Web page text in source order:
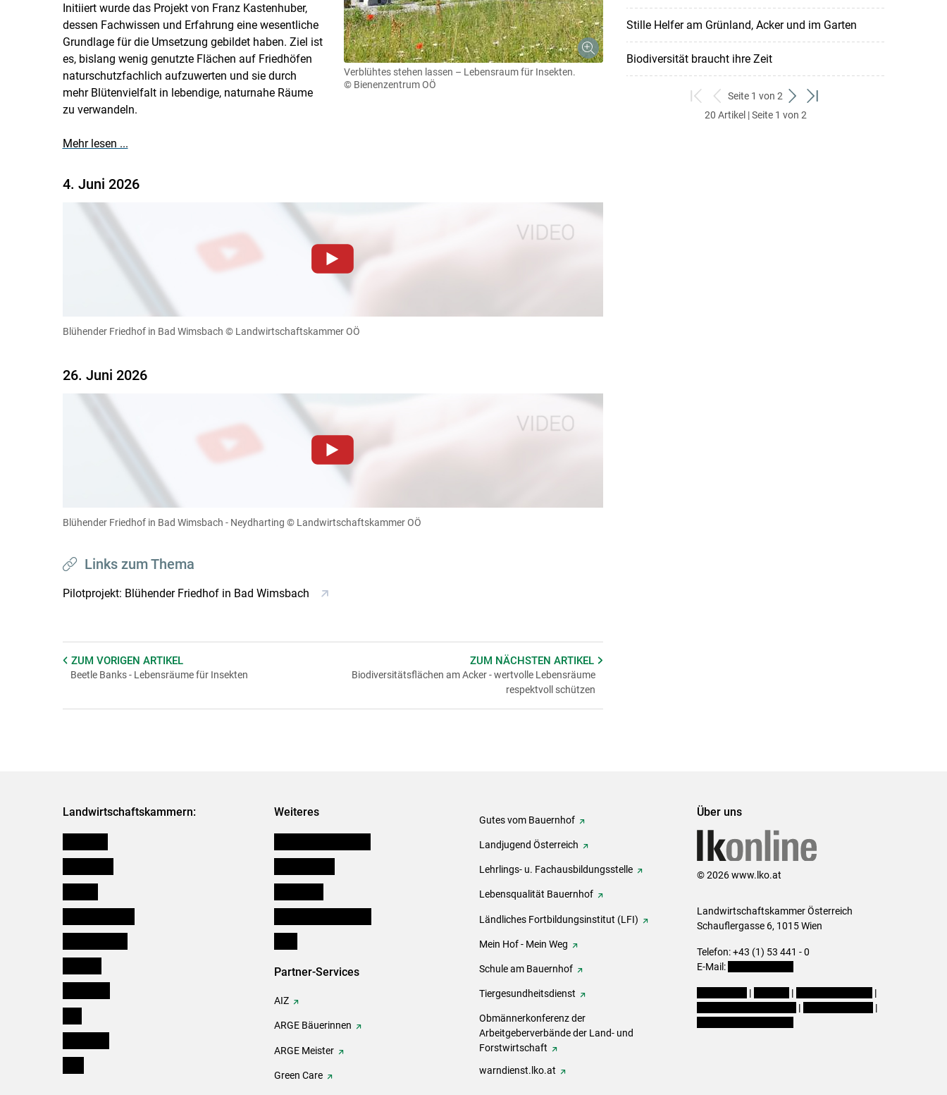
Verblühtes stehen lassen – Lebensraum für Insekten.
© Bienenzentrum OÖ
Initiiert wurde das Projekt von Franz Kastenhuber,
dessen Fachwissen und Erfahrung eine wesentliche
Grundlage für die Umsetzung gebildet haben. Ziel ist
es, bislang wenig genutzte Flächen auf Friedhöfen
naturschutzfachlich aufzuwerten und sie durch
mehr Blütenvielfalt in lebendige, naturnahe Räume
zu verwandeln.
Mehr lesen ...
4. Juni 2026
Zum Abspielen von YouTube-Videos auf dieser Website müssen Cookies gesetzt werden
diese Website in den Cookie-Einstellungen jederzeit einsehen und korrigieren
Blühender Friedhof in Bad Wimsbach © Landwirtschaftskammer OÖ
26. Juni 2026
Zum Abspielen von YouTube-Videos auf dieser Website müssen Cookies gesetzt werden
diese Website in den Cookie-Einstellungen jederzeit einsehen und korrigieren
Blühender Friedhof in Bad Wimsbach - Neydharting © Landwirtschaftskammer OÖ
Links zum Thema
Pilotprojekt: Blühender Friedhof in Bad Wimsbach
ZUM VORIGEN ARTIKEL
Beetle Banks - Lebensräume für Insekten
ZUM NÄCHSTENARTIKEL
Biodiversitätsflächen am Acker - wertvolle Lebensräume
respektvoll schützen
Stille Helfer am Grünland, Acker und im Garten
Biodiversität braucht ihre Zeit
zum
ersten
zurück
zum
Seite 1 von 2
weiter
zum
zum
20 Artikel | Seite 1 von 2
Landwirtschaftskammern: Weiteres
Partner-Services
AIZ
ARGE Bäuerinnen
ARGE Meister
Green Care
Gutes vom Bauernhof
Landjugend Österreich
Lehrlings- u. Fachausbildungsstelle
Lebensqualität Bauernhof
Ländliches Fortbildungsinstitut (LFI)
Mein Hof - Mein Weg
Schule am Bauernhof
Tiergesundheitsdienst
Obmännerkonferenz der
Arbeitgeberverbände der Land- und
Forstwirtschaft
warndienst.lko.at
Über uns
© 2026 www.lko.at
Landwirtschaftskammer Österreich
Schauflergasse 6, 1015 Wien
Telefon:+43 (1) 53 441 - 0
E-Mail:
| |
|
|
|